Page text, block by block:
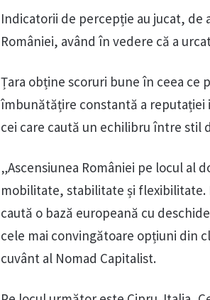
Indicatorii de percepție au jucat,
României, având în vedere că a
Țara obține scoruri bune în ceea ce
îmbunătățire constantă a
cei care caută un echilibru între stil
„Ascensiunea României pe locul al
mobilitate, stabilitate și
caută o bază europeană cu
cele mai convingătoare opțiuni din
cuvânt al Nomad Capitalist.